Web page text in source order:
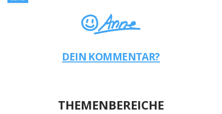
DEIN KOMMENTAR?
THEMENBEREICHE